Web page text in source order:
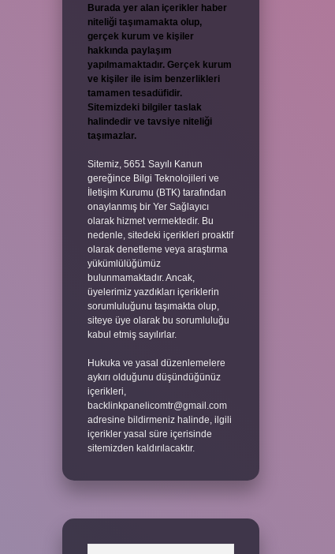
Burada yer alan içerikler haber
niteliği taşımamakta olup,
gerçek kurum ve kişiler
hakkında paylaşım
yapılmamaktadır. Gerçek kurum
ve kişiler ile isim benzerlikleri
tamamen tesadüfidir.
Sitemizdeki bilgiler taslak
halindedir ve tavsiye niteliği
taşımazlar.
Sitemiz, 5651 Sayılı Kanun
gereğince Bilgi Teknolojileri ve
İletişim Kurumu (BTK) tarafından
onaylanmış bir Yer Sağlayıcı
olarak hizmet vermektedir. Bu
nedenle, sitedeki içerikleri proaktif
olarak denetleme veya araştırma
yükümlülüğümüz
bulunmamaktadır. Ancak,
üyelerimiz yazdıkları içeriklerin
sorumluluğunu taşımakta olup,
siteye üye olarak bu sorumluluğu
kabul etmiş sayılırlar.
Hukuka ve yasal düzenlemelere
aykırı olduğunu düşündüğünüz
içerikleri,
backlinkpanelicomtr@gmail.com
adresine bildirmeniz halinde, ilgili
içerikler yasal süre içerisinde
sitemizden kaldırılacaktır.